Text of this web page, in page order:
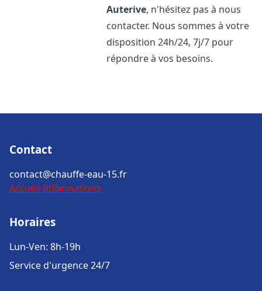
Auterive, n'hésitez pas à nous
contacter. Nous sommes à votre
disposition 24h/24, 7j/7 pour
répondre à vos besoins.
Contact
contact@chauffe-eau-15.fr
Accueil Informations
Horaires
Lun-Ven: 8h-19h
Service d'urgence 24/7